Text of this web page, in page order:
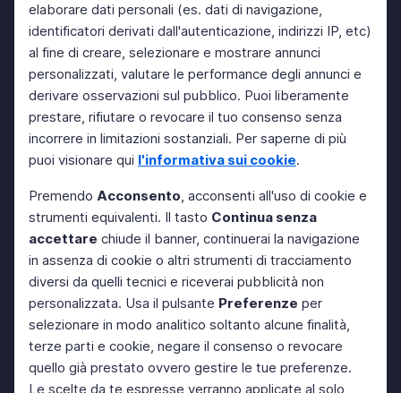
elaborare dati personali (es. dati di navigazione,
identificatori derivati dall'autenticazione, indirizzi IP, etc)
al fine di creare, selezionare e mostrare annunci
personalizzati, valutare le performance degli annunci e
derivare osservazioni sul pubblico. Puoi liberamente
prestare, rifiutare o revocare il tuo consenso senza
incorrere in limitazioni sostanziali. Per saperne di più
puoi visionare qui l'informativa sui cookie.
Premendo Acconsento, acconsenti all'uso di cookie e
strumenti equivalenti. Il tasto Continua senza
accettare chiude il banner, continuerai la navigazione
in assenza di cookie o altri strumenti di tracciamento
diversi da quelli tecnici e riceverai pubblicità non
personalizzata. Usa il pulsante Preferenze per
selezionare in modo analitico soltanto alcune finalità,
terze parti e cookie, negare il consenso o revocare
quello già prestato ovvero gestire le tue preferenze.
Le scelte da te espresse verranno applicate al solo